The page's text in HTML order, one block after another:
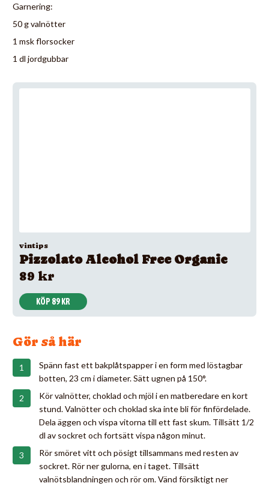
Garnering:
50 g valnötter
1 msk florsocker
1 dl jordgubbar
vintips
Pizzolato Alcohol Free Organic
89 kr
KÖP 89 KR
Gör så här
Spänn fast ett bakplåtspapper i en form med löstagbar
botten, 23 cm i diameter. Sätt ugnen på 150°.
Kör valnötter, choklad och mjöl i en matberedare en kort
stund. Valnötter och choklad ska inte bli för finfördelade.
Dela äggen och vispa vitorna till ett fast skum. Tillsätt 1/2
dl av sockret och fortsätt vispa någon minut.
Rör smöret vitt och pösigt tillsammans med resten av
sockret. Rör ner gulorna, en i taget. Tillsätt
valnötsblandningen och rör om. Vänd försiktigt ner